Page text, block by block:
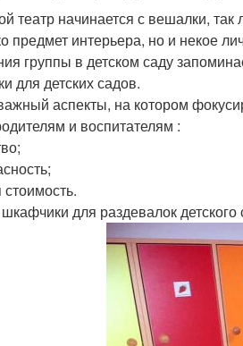
театр начинается с вешалки,
предмет интерьера, но и некое
группы в детском саду
для детских садов.
аспекты, на котором
и воспитателям :
стоимость.
для раздевалок